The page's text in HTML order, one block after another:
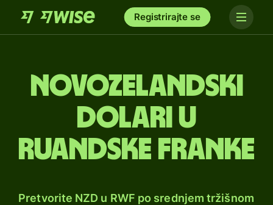
Registrirajte se
Novozelandski
dolari u
ruandske franke
Pretvorite NZD u RWF po srednjem tržišnom